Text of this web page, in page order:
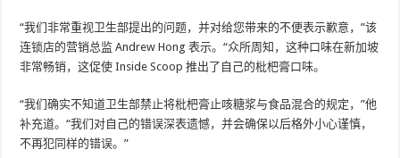
“我们非常重视卫生部提出的问题，并对给您带来的不便表示歉意，”该
连锁店的营销总监 Andrew Hong 表示。“众所周知，这种口味在新加坡
非常畅销，这促使 Inside Scoop 推出了自己的枇杷膏口味。
“我们确实不知道卫生部禁止将枇杷膏止咳糖浆与食品混合的规定，”他
补充道。“我们对自己的错误深表遗憾，并会确保以后格外小心谨慎，
不再犯同样的错误。”